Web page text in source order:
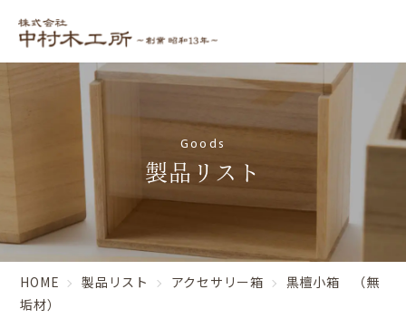
Goods
製品リスト
HOME 製品リスト アクセサリー箱
黒檀小箱 （無
垢材）